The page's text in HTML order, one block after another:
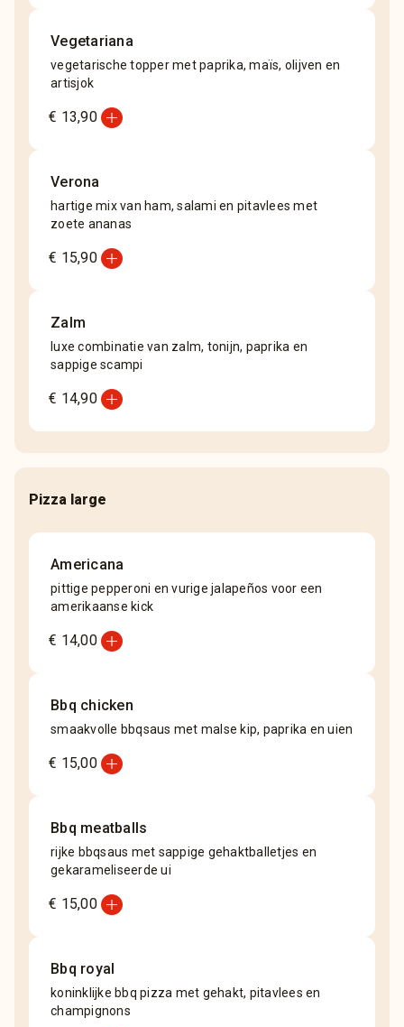
Vegetariana
vegetarische topper met paprika, maïs, olijven en
artisjok
€ 13,90add_circle
Verona
hartige mix van ham, salami en pitavlees met
zoete ananas
€ 15,90add_circle
Zalm
luxe combinatie van zalm, tonijn, paprika en
sappige scampi
€ 14,90add_circle
Pizza large
Americana
pittige pepperoni en vurige jalapeños voor een
amerikaanse kick
€ 14,00add_circle
Bbq chicken
smaakvolle bbqsaus met malse kip, paprika en uien
€ 15,00add_circle
Bbq meatballs
rijke bbqsaus met sappige gehaktballetjes en
gekarameliseerde ui
€ 15,00add_circle
Bbq royal
koninklijke bbq pizza met gehakt, pitavlees en
champignons